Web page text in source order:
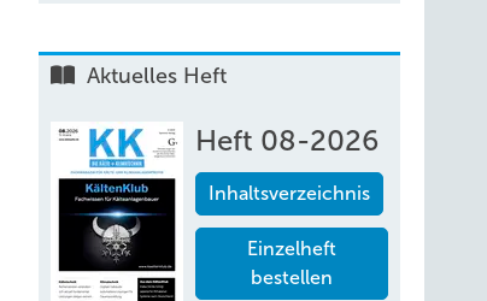
Aktuelles Heft
Heft 08-2026
Inhaltsverzeichnis
Einzelheft
bestellen